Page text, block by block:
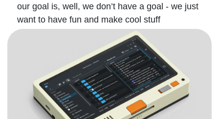
our goal is, well, we don’t have a goal - we just
want to have fun and make cool stuff